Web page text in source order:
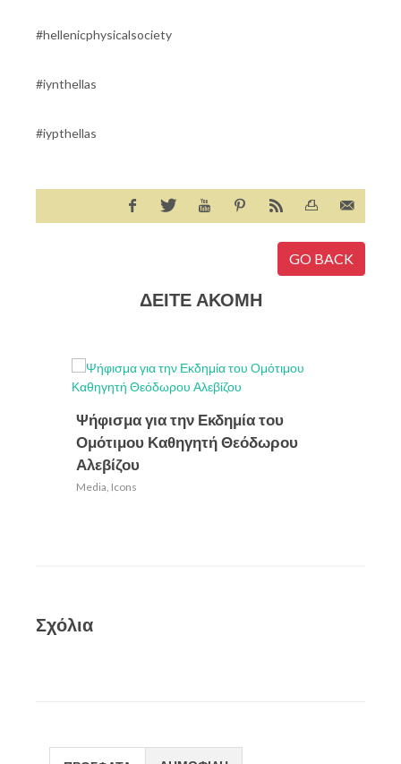
#hellenicphysicalsociety
#iynthellas
#iypthellas
GO BACK
ΔΕΙΤΕ ΑΚΟΜΗ
Ψήφισμα για την Εκδημία του
Ομότιμου Καθηγητή Θεόδωρου
Αλεβίζου
Media, Icons
Σχόλια